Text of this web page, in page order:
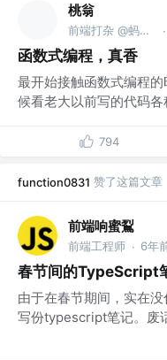
桃翁
前端打杂 @蚂蚁集团 ·
函数式编程，真香
最开始接触函数式编程
候看老大以前写的代码
794
function0831 赞了这篇文章
前端响蜜鴷
前端工程师 · 6年
春节间的TypeScript
由于在春节期间，实在
写份typescript笔记。废